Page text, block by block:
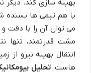
بهینه سازی کند. دیگر
یا هم تیمی ها بسنده
می توان آن را با دقت
مشت قدرتمند، تنها
انتقال بهینه نیرو از
هاست.تحلیل